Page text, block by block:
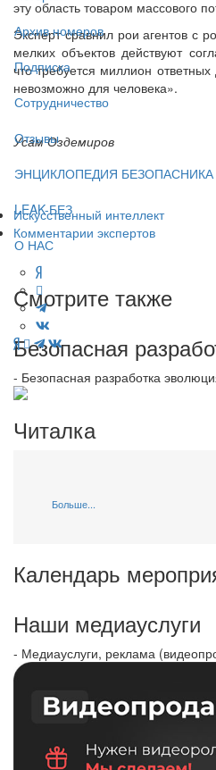
Архив номеров
Подписка
Сотрудничество
Отзывы
ЭНЦИКЛОПЕДИЯ БЕЗОПАСНИКА
LEAK-БЕЗ
О НАС
эту область товаром массового
Эксперт сравнил рои агентов с
мелких объектов действуют
что требуется миллион
невозможно для человека».
Усам Оздемиров
Искусственный интеллект
Комментарии экспертов
Смотрите также
Безопасная
- Безопасная разработка
Читалка
Больше...
Календарь
Наши медиауслуги
- Медиауслуги, реклама